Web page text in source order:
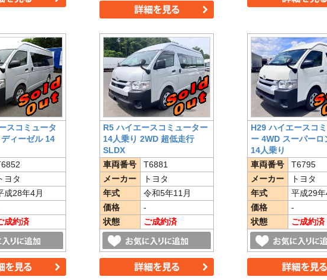
スコミュータ
ィーゼル 14
ヨタ
成28年4月
成約済
R5 ハイエースコミューター
14人乗り 2WD 超低走行
SLDX
車両番号
T6881
メーカー
トヨタ
年式
令和5年11月
価格
-
状態
ご成約済
H29 ハイエースコ
ー 4WD スーパーロ
14人乗り
車両番号
T6795
メーカー
トヨタ
年式
平成29年
価格
-
状態
ご成約済